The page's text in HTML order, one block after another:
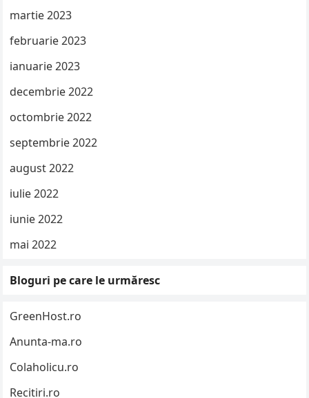
martie 2023
februarie 2023
ianuarie 2023
decembrie 2022
octombrie 2022
septembrie 2022
august 2022
iulie 2022
iunie 2022
mai 2022
Bloguri pe care le urmăresc
GreenHost.ro
Anunta-ma.ro
Colaholicu.ro
Recitiri.ro